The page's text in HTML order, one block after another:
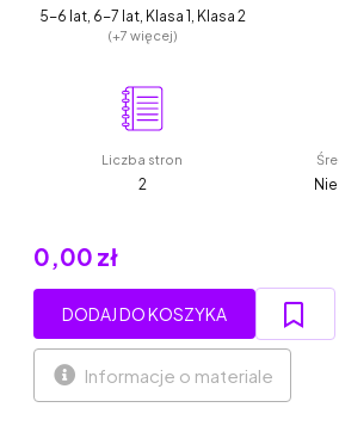
5-6 lat, 6-7 lat, Klasa 1, Klasa 2
(+7 więcej)
Liczba stron
2
0,00 zł
DODAJ DO KOSZYKA
Informacje o materiale